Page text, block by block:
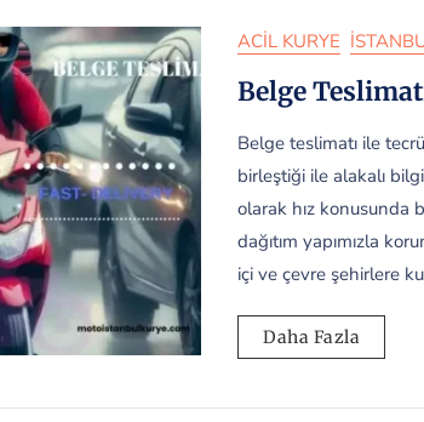
ACIL KURYE
Belge
Belge teslimatı ile
birleştiği ile alakalı
olarak hız konusunda
dağıtım yapımızla
içi ve çevre şehirlere
Daha Fazla